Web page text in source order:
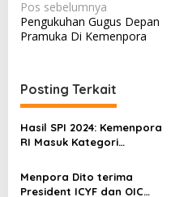
N
a
i
g
a
s
i
p
Pos sebelumnya
Pengukuhan Gugus Depan
Pramuka Di Kemenpora
Posting Terkait
Hasil SPI 2024: Kemenpora
RI Masuk Kategori
77,4
Menpora Dito terima
President ICYF dan OIC